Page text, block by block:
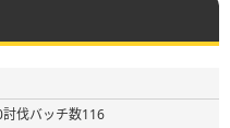
伐バッチ数116